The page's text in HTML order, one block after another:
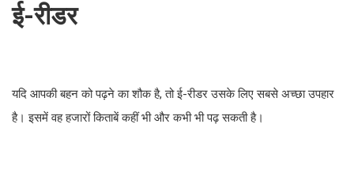
ई-रीडर
यदि आपकी बहन को पढ़ने का शौक है, तो ई-रीडर उसके लिए सबसे अच्छा उपहार
है। इसमें वह हजारों किताबें कहीं भी और कभी भी पढ़ सकती है।